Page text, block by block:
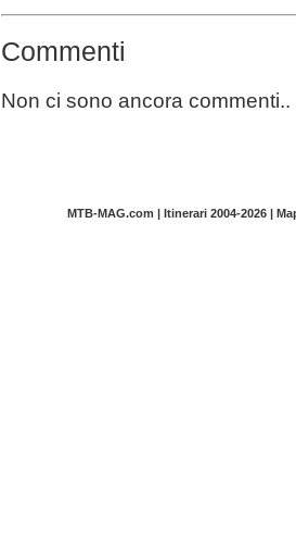
Commenti
Non ci sono ancora commenti..
MTB-MAG.com | Itinerari 2004-2026 |